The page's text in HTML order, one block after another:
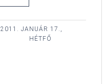
2011. JANUÁR 17.,
HÉTFŐ